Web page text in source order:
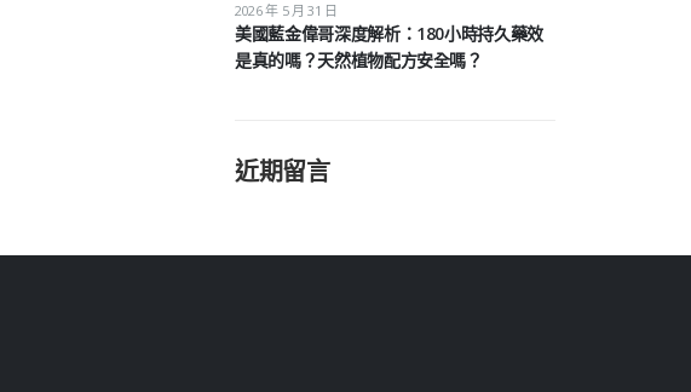
美國藍金偉哥深度解析：180小時持久藥效
是真的嗎？天然植物配方安全嗎？
2026 年 5 月 31 日
近期留言